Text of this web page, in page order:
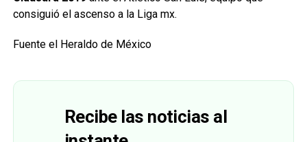
consiguió el ascenso a la Liga mx.
Fuente el Heraldo de México
Recibe las noticias al